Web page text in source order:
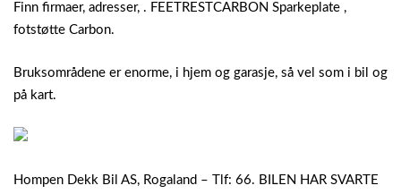
Finn firmaer, adresser, . FEETRESTCARBON Sparkeplate ,
fotstøtte Carbon.
Bruksområdene er enorme, i hjem og garasje, så vel som i bil og
på kart.
Hompen Dekk Bil AS, Rogaland – Tlf: 66. BILEN HAR SVARTE